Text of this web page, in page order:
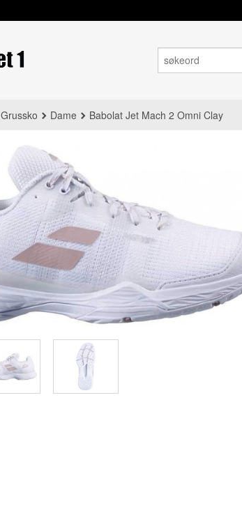
Grussko Dame Babolat Jet Mach 2 Omni Clay